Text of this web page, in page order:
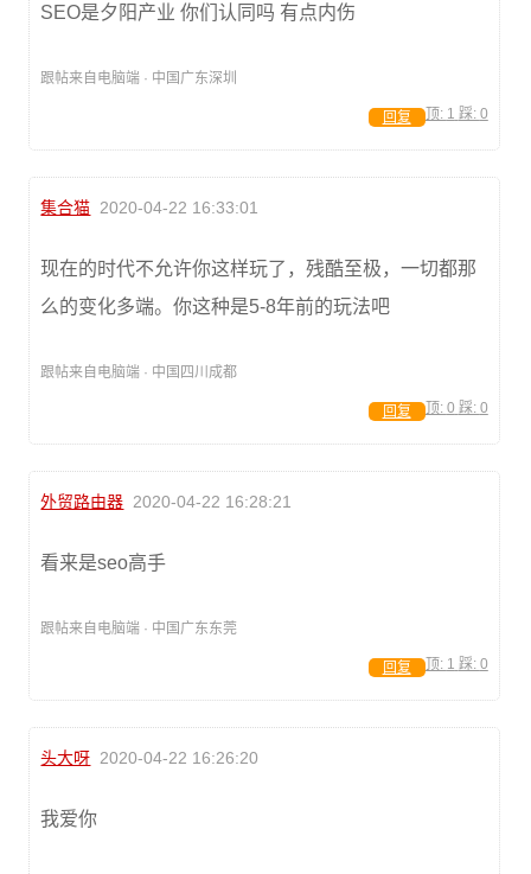
SEO是夕阳产业 你们认同吗 有点内伤
跟帖来自电脑端 · 中国广东深圳
顶: 1 踩: 0
回复
集合猫 2020-04-22 16:33:01
现在的时代不允许你这样玩了，残酷至极，一切都那
么的变化多端。你这种是5-8年前的玩法吧
跟帖来自电脑端 · 中国四川成都
顶: 0 踩: 0
回复
外贸路由器 2020-04-22 16:28:21
看来是seo高手
跟帖来自电脑端 · 中国广东东莞
顶: 1 踩: 0
回复
头大呀 2020-04-22 16:26:20
我爱你